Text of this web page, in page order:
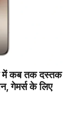
कब तक दस्तक
गेमर्स के लिए